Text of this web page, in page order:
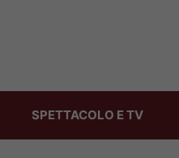
SPETTACOLO E TV